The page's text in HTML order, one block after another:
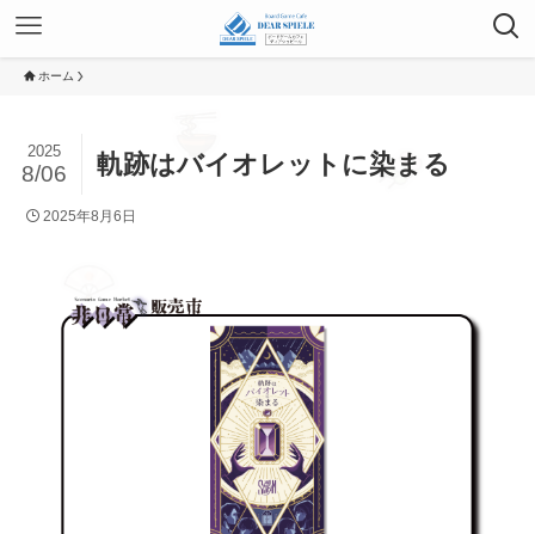
ホーム
軌跡はバイオレットに染まる
2025
8/06
2025年8月6日